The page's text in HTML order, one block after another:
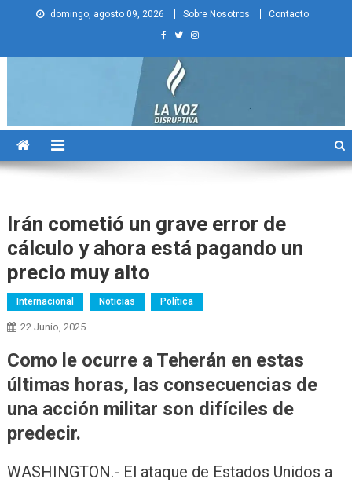
domingo, agosto 09, 2026 Sobre Nosotros Contacto
La Voz Disruptiva
Irán cometió un grave error de
cálculo y ahora está pagando un
precio muy alto
Internacional Noticias Política
22 Junio, 2025
Como le ocurre a Teherán en estas
últimas horas, las consecuencias de
una acción militar son difíciles de
predecir.
WASHINGTON.- El ataque de Estados Unidos a